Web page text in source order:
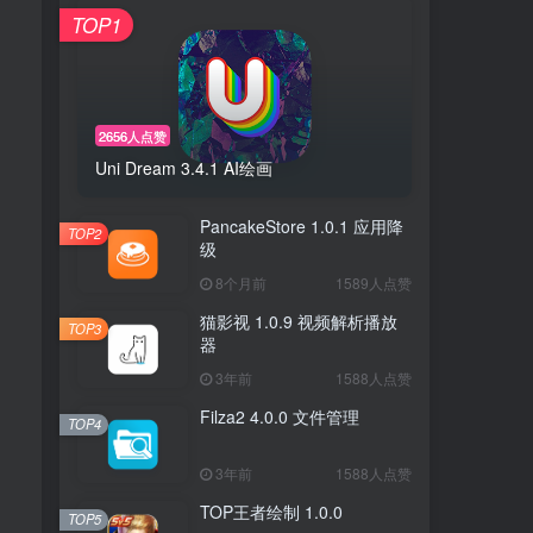
2656人点赞
Uni Dream 3.4.1 AI绘画
TOP1
PancakeStore 1.0.1 应用降
级
8个月前 1589人点赞
TOP2
猫影视 1.0.9 视频解析播放
器
3年前 1588人点赞
TOP3
Filza2 4.0.0 文件管理
3年前 1588人点赞
TOP4
TOP王者绘制 1.0.0
TOP5